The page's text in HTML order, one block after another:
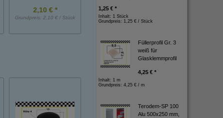
2,10 € *
Grundpreis: 2,10 € / Stück
8,00 € *
Grundpreis:8,00 € / Stück
1,25 € *
Inhalt: 1 Stück
Grundpreis: 1,25 € / Stück
Füllerprofil Gr. 3
weiß für
Glasklemmprofil
4,25 € *
Inhalt: 1 m
Grundpreis: 4,25 € / m
Terodem-SP 100
Alu 500x250 mm,